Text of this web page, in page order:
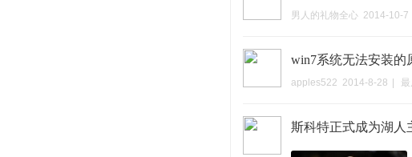
男人的礼物全心 2014-10-7
win7系统无法安装的
apples522 2014-8-28
斯科特正式成为湖人